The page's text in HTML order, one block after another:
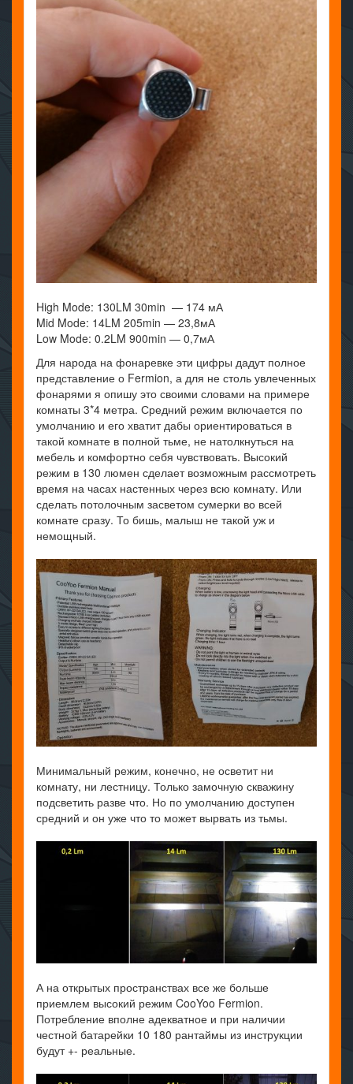
High Mode: 130LM 30min — 174 мА
Mid Mode: 14LM 205min — 23,8мА
Low Mode: 0.2LM 900min — 0,7мА
Для народа на фонаревке эти цифры дадут полное
представление о Fermion, а для не столь увлеченных
фонарями я опишу это своими словами на примере
комнаты 3*4 метра. Средний режим включается по
умолчанию и его хватит дабы ориентироваться в
такой комнате в полной тьме, не натолкнуться на
мебель и комфортно себя чувствовать. Высокий
режим в 130 люмен сделает возможным рассмотреть
время на часах настенных через всю комнату. Или
сделать потолочным засветом сумерки во всей
комнате сразу. То бишь, малыш не такой уж и
немощный.
Минимальный режим, конечно, не осветит ни
комнату, ни лестницу. Только замочную скважину
подсветить разве что. Но по умолчанию доступен
средний и он уже что то может вырвать из тьмы.
А на открытых пространствах все же больше
приемлем высокий режим CooYoo Fermion.
Потребление вполне адекватное и при наличии
честной батарейки 10 180 рантаймы из инструкции
будут +- реальные.